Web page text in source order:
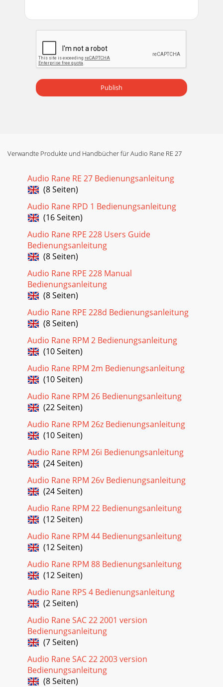
Publish
Verwandte Produkte und Handbücher für Audio Rane RE 27
Audio Rane RE 27 Bedienungsanleitung
(8 Seiten)
Audio Rane RPD 1 Bedienungsanleitung
(16 Seiten)
Audio Rane RPE 228 Users Guide
Bedienungsanleitung
(8 Seiten)
Audio Rane RPE 228 Manual
Bedienungsanleitung
(8 Seiten)
Audio Rane RPE 228d Bedienungsanleitung
(8 Seiten)
Audio Rane RPM 2 Bedienungsanleitung
(10 Seiten)
Audio Rane RPM 2m Bedienungsanleitung
(10 Seiten)
Audio Rane RPM 26 Bedienungsanleitung
(22 Seiten)
Audio Rane RPM 26z Bedienungsanleitung
(10 Seiten)
Audio Rane RPM 26i Bedienungsanleitung
(24 Seiten)
Audio Rane RPM 26v Bedienungsanleitung
(24 Seiten)
Audio Rane RPM 22 Bedienungsanleitung
(12 Seiten)
Audio Rane RPM 44 Bedienungsanleitung
(12 Seiten)
Audio Rane RPM 88 Bedienungsanleitung
(12 Seiten)
Audio Rane RPS 4 Bedienungsanleitung
(2 Seiten)
Audio Rane SAC 22 2001 version
Bedienungsanleitung
(7 Seiten)
Audio Rane SAC 22 2003 version
Bedienungsanleitung
(8 Seiten)